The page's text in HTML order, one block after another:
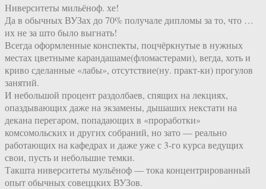
Ниверситеты мильёноф. хе!
Да в обычных ВУЗах до 70% получале дипломы за то, что …
их не за што было выгнать!
Всегда оформленные конспекты, поцчёркнутые в нужных
местах цветныме карандашаме(фломастерами), вегда, хоть и
криво сделанные «лабы», отсутствие(ну. практ-ки) прогулов
занятий.
И небольшой процент раздолбаев, спящих на лекциях,
опаздывающих даже на экзамены, дышаших некстати на
декана перегаром, попадающих в «проработки»
комсомольских и других собраний, но зато — реально
работающих на кафедрах и даже уже с 3-го курса ведущих
свои, пусть и небольшие темки.
Такшта ниверситеты мульёноф — тока концентрированный
опыт обычных совеццких ВУЗов.